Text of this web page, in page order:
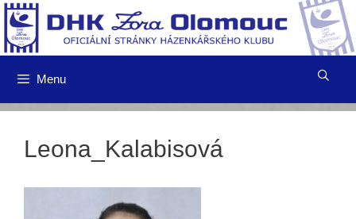
Přeskočit
na
obsah
Menu
Leona_Kalabisová